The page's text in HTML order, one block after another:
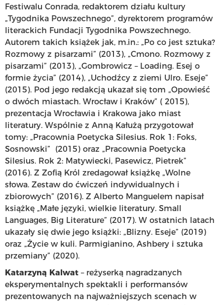
Festiwalu Conrada, redaktorem działu kultury
„Tygodnika Powszechnego”, dyrektorem programów
literackich Fundacji Tygodnika Powszechnego.
Autorem takich książek jak, m.in.: „Po co jest sztuka?
Rozmowy z pisarzami” (2013), „Cmono. Rozmowy z
pisarzami” (2013), „Gombrowicz – Loading. Esej o
formie życia” (2014), „Uchodźcy z ziemi Ulro. Eseje”
(2015). Pod jego redakcją ukazał się tom „Opowieść
o dwóch miastach. Wrocław i Kraków” ( 2015),
prezentacja Wrocławia i Krakowa jako miast
literatury. Wspólnie z Anną Kałużą przygotował
tomy: „Pracownia Poetycka Silesius. Rok 1: Foks,
Sosnowski” (2015) oraz „Pracownia Poetycka
Silesius. Rok 2: Matywiecki, Pasewicz, Pietrek”
(2016). Z Zofią Król zredagował książkę „Wolne
słowa. Zestaw do ćwiczeń indywidualnych i
zbiorowych” (2016). Z Alberto Manguelem napisał
książkę „Małe języki, wielkie literatury. Small
Languages, Big Literature” (2017). W ostatnich latach
ukazały się dwie jego książki: „Blizny. Eseje” (2019)
oraz „Życie w kuli. Parmigianino, Ashbery i sztuka
przemiany” (2020).
Katarzyną Kalwat – reżyserką nagradzanych
eksperymentalnych spektakli i performansów
prezentowanych na najważniejszych scenach w